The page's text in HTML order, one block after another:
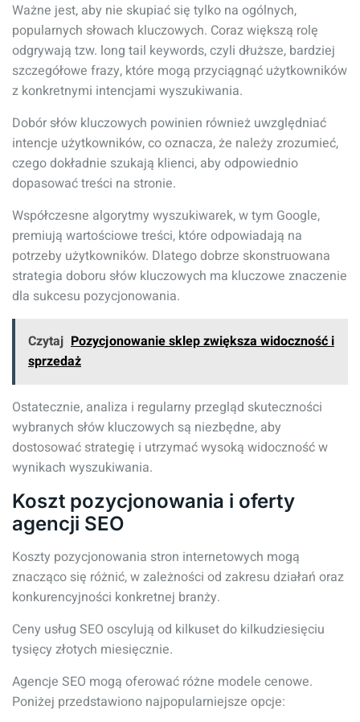
Ważne jest, aby nie skupiać się tylko na ogólnych,
popularnych słowach kluczowych. Coraz większą rolę
odgrywają tzw. long tail keywords, czyli dłuższe, bardziej
szczegółowe frazy, które mogą przyciągnąć użytkowników
z konkretnymi intencjami wyszukiwania.
Dobór słów kluczowych powinien również uwzględniać
intencje użytkowników, co oznacza, że należy zrozumieć,
czego dokładnie szukają klienci, aby odpowiednio
dopasować treści na stronie.
Współczesne algorytmy wyszukiwarek, w tym Google,
premiują wartościowe treści, które odpowiadają na
potrzeby użytkowników. Dlatego dobrze skonstruowana
strategia doboru słów kluczowych ma kluczowe znaczenie
dla sukcesu pozycjonowania.
Czytaj Pozycjonowanie sklep zwiększa widoczność i
sprzedaż
Ostatecznie, analiza i regularny przegląd skuteczności
wybranych słów kluczowych są niezbędne, aby
dostosować strategię i utrzymać wysoką widoczność w
wynikach wyszukiwania.
Koszt pozycjonowania i oferty
agencji SEO
Koszty pozycjonowania stron internetowych mogą
znacząco się różnić, w zależności od zakresu działań oraz
konkurencyjności konkretnej branży.
Ceny usług SEO oscylują od kilkuset do kilkudziesięciu
tysięcy złotych miesięcznie.
Agencje SEO mogą oferować różne modele cenowe.
Poniżej przedstawiono najpopularniejsze opcje: